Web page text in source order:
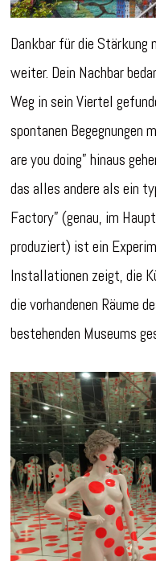
Dankbar für die
weiter. Dein Nachbar
Weg in sein Viertel
spontanen Begegnungen
are you doing” hinaus
das alles andere als ein
Factory” (genau, im
produziert) ist ein
Installationen zeigt, die
die vorhandenen Räume
bestehenden Museums